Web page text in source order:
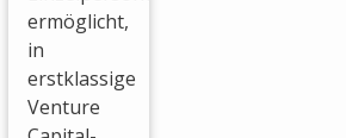
ermöglicht,
in
erstklassige
Venture